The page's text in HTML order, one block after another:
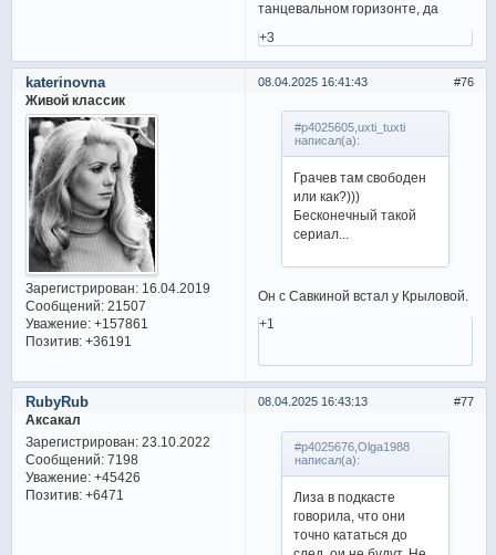
танцевальном горизонте, да
+3
76
08.04.2025 16:41:43
katerinovna
Живой классик
Зарегистрирован: 16.04.2019
Сообщений:21507
Уважение: +157861
Позитив: +36191
#p4025605,uxti_tuxti
написал(а):
Грачев там свободен
или как?)))
Бесконечный такой
сериал...
Он с Савкиной встал у Крыловой.
+1
77
08.04.2025 16:43:13
RubyRub
Аксакал
Зарегистрирован: 23.10.2022
Сообщений:7198
Уважение: +45426
Позитив: +6471
#p4025676,Olga1988
написал(а):
Лиза в подкасте
говорила, что они
точно кататься до